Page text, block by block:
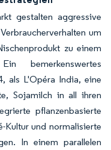
gestalten aggressive
um
zu einem
Ein bemerkenswertes
als L'Opéra India, eine
Sojamilch in all ihren
pflanzenbasierte
Kultur und normalisierte
In einem parallelen